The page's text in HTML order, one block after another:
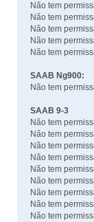
Não tem
Não tem
Não tem
Não tem
Não tem
SAAB Ng900:
Não tem
SAAB 9-3
Não tem
Não tem
Não tem
Não tem
Não tem
Não tem
Não tem
Não tem
Não tem